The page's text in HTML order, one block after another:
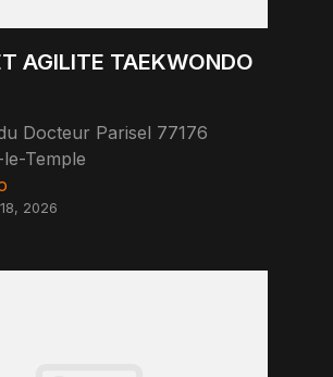
AGILITE TAEKWONDO
Docteur Parisel 77176
Temple
2026